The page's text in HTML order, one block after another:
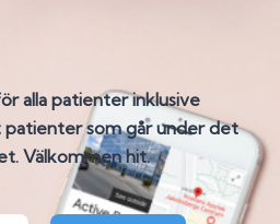
alla patienter inklusive
som går under det
Välkommen hit.